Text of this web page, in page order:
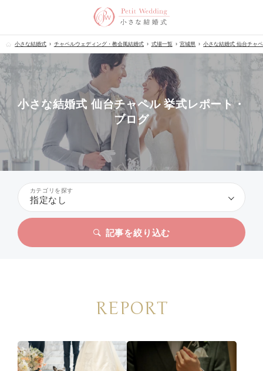
小さな結婚式 チャペルウェディング・教会風結婚式 式場一覧 宮城県 小さな結婚式 仙台チャ
小さな結婚式 仙台チャペル 挙式レポート・
ブログ
カテゴリを探す
指定なし
記事を絞り込む
REPORT